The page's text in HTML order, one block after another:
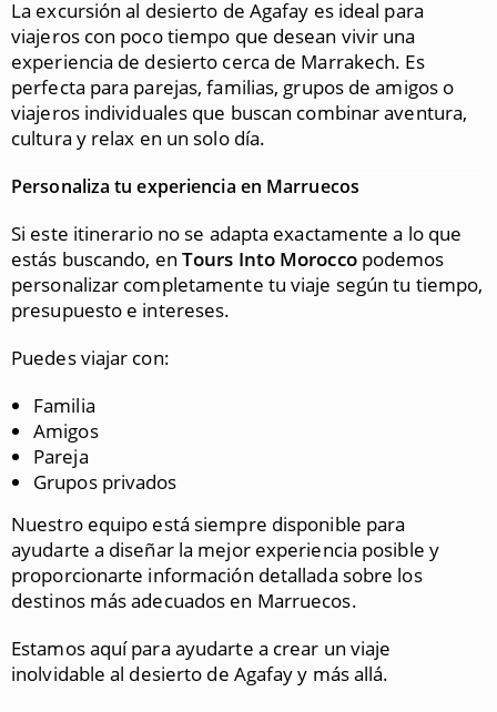
La excursión al desierto de Agafay es ideal para
viajeros con poco tiempo que desean vivir una
experiencia de desierto cerca de Marrakech. Es
perfecta para parejas, familias, grupos de amigos o
viajeros individuales que buscan combinar aventura,
cultura y relax en un solo día.
Personaliza tu experiencia en Marruecos
Si este itinerario no se adapta exactamente a lo que
estás buscando, en Tours Into Moroccopodemos
personalizar completamente tu viaje según tu tiempo,
presupuesto e intereses.
Puedes viajar con:
Familia
Amigos
Pareja
Grupos privados
Nuestro equipo está siempre disponible para
ayudarte a diseñar la mejor experiencia posible y
proporcionarte información detallada sobre los
destinos más adecuados en Marruecos.
Estamos aquí para ayudarte a crear un viaje
inolvidable al desierto de Agafay y más allá.